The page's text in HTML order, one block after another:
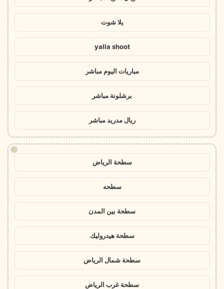
يلا شوت
yalla shoot
مباريات اليوم مباشر
برشلونة مباشر
ريال مدريد مباشر
!
سطحة الرياض
سطحه
سطحة بين المدن
سطحة هيدروليك
سطحة شمال الرياض
سطحة غرب الرياض